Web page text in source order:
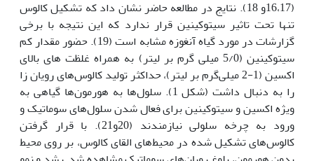
(16،17و 18). نتایج در مطالعه حاضر نشان داد که تشکیل کالوس
تنها تحت تاثیر سیتوکینین قرار ندارد که این نتیجه با برخی
گزارشات در مورد گیاه آنغوزه مشابه است (19). حضور مقدار کم
سیتوکینین (5/0 میلی گرم بر لیتر) به همراه غلظت ‌های بالای
اکسین (1-2 میلی‌گرم بر لیتر)، حد‌اکثر تولید کالوس‌های رویان زا
را به دنبال داشت (شکل 1). سلول‌ها به هورمون‌ها گیاهی به
ویژه اکسین و سیتوکینین برای فعال شدن سلول‌های سوماتیک و
ورود به چرخه سلولی نیازمندند (20و21). با قرار گرفتن
کالوس‌های تشکیل شده در محیط‌های القای کالوس، بر روی محیط